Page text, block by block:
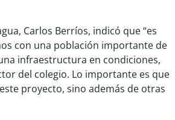
Carlos Berríos, indicó que “es
con una población importante de
infraestructura en condiciones,
del colegio. Lo importante es que
proyecto, sino además de otras